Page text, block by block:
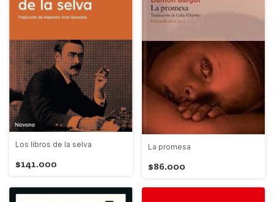
Los libros de la selva
$141.000
La promesa
$86.000